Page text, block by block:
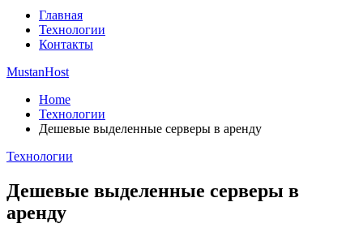
Главная
Технологии
Контакты
MustanHost
Home
Технологии
Дешевые выделенные серверы в аренду
Технологии
Дешевые выделенные серверы в
аренду